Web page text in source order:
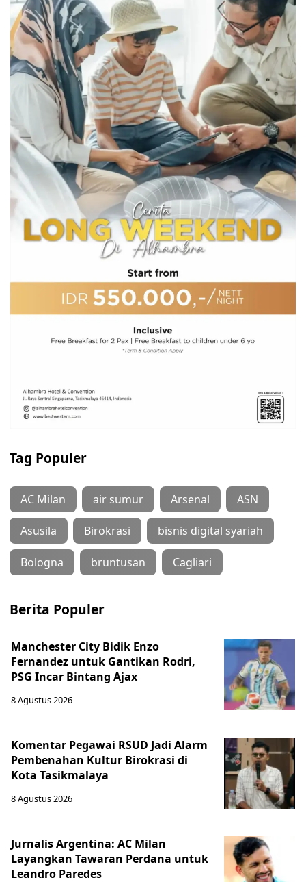
Tag Populer
AC Milan air sumur Arsenal ASN
Asusila Birokrasi bisnis digital syariah
Bologna bruntusan Cagliari
Berita Populer
Manchester City Bidik Enzo
Fernandez untuk Gantikan Rodri,
PSG Incar Bintang Ajax
8 Agustus 2026
Komentar Pegawai RSUD Jadi Alarm
Pembenahan Kultur Birokrasi di
Kota Tasikmalaya
8 Agustus 2026
Jurnalis Argentina: AC Milan
Layangkan Tawaran Perdana untuk
Leandro Paredes